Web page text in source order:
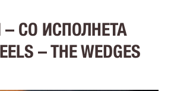
СО ИСПОЛНЕТА
– THE WEDGES